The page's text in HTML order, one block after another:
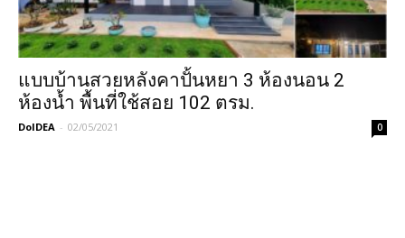
แบบบ้านสวยหลังคาปั้นหยา 3 ห้องนอน 2
ห้องน้ำ พื้นที่ใช้สอย 102 ตรม.
DoIDEA - 02/05/2021 0